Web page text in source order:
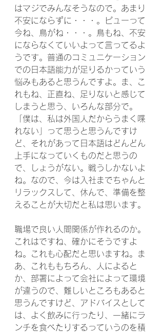
はマジでみんなそうなので。あまり
不安にならずに・・・。ピューって
今ね、鳥がね・・・。鳥もね、不安
にならなくていいよって言ってるよ
うです。普通のコミュニケーション
での日本語能力が足りるかっていう
悩みもあると思うんですよ。ま、こ
れもね、正直ね、足りないと感じて
しまうと思う、いろんな部分で。
「僕は、私は外国人だからうまく喋
れない」って思うと思うんですけ
ど、それがあって日本語はどんどん
上手になっていくものだと思うの
で、しょうがない。戦うしかないよ
ね。なので、今は入社までちゃんと
リラックスして、休んで、準備を整
えることが大切だと私は思います。
職場で良い人間関係が作れるのか。
これはですね、確かにそうですよ
ね。これも心配だと思いますね。ま
あ、これももちろん、人によると
か、部署によって会社によって環境
が違うので、難しいところもあると
思うんですけど、アドバイスとして
は、よく飲みに行ったり、一緒にラ
ンチを食べたりするっていうのを積